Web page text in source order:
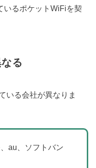
いるポケットWiFiを契
る
いる会社が異なりま
au、ソフトバン